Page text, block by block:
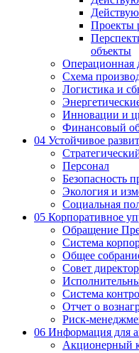
Проекты
объекты
Операционная
Схема
Логистика и
Инновации и
Финансовый
04 Устойчивое
Персонал
Безопасность
Экология и
Социальная
05 Корпоративное
Обращение
Система
Общее
Совет
Система
Отчет о
Риск-
06 Информация для
Акционерный